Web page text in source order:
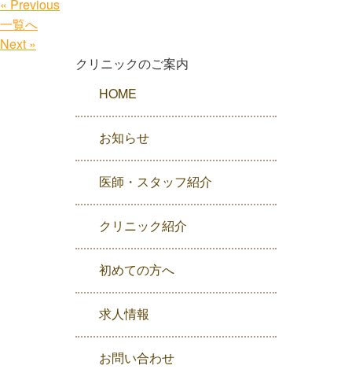
« Previous
一覧へ
Next »
クリニックのご案内
HOME
お知らせ
医師・スタッフ紹介
クリニック紹介
初めての方へ
求人情報
お問い合わせ